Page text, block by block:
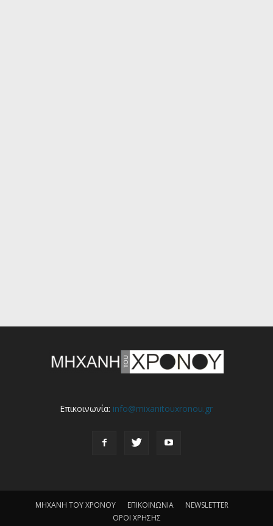
Επικοινωνία: info@mixanitouxronou.gr
ΜΗΧΑΝΗ ΤΟΥ ΧΡΟΝΟΥ ΕΠΙΚΟΙΝΩΝΙΑ
NEWSLETTER
ΟΡΟΙ ΧΡΗΣΗΣ